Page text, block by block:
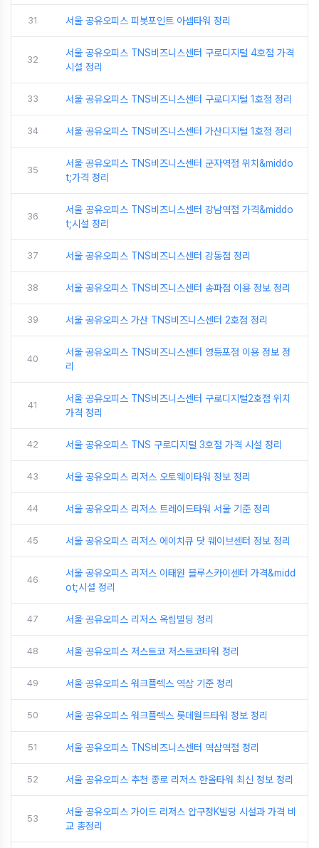
31 서울 공유오피스 피봇포인트 아셈타워 정리
32
서울 공유오피스 TNS비즈니스센터 구로디지털 4호점 가격
시설 정리
33 서울 공유오피스 TNS비즈니스센터 구로디지털 1호점 정리
34 서울 공유오피스 TNS비즈니스센터 가산디지털 1호점 정리
35
서울 공유오피스 TNS비즈니스센터 군자역점 위치&middo
t;가격 정리
36
서울 공유오피스 TNS비즈니스센터 강남역점 가격&middo
t;시설 정리
37 서울 공유오피스 TNS비즈니스센터 강동점 정리
38 서울 공유오피스 TNS비즈니스센터 송파점 이용 정보 정리
39 서울 공유오피스 가산 TNS비즈니스센터 2호점 정리
40
서울 공유오피스 TNS비즈니스센터 영등포점 이용 정보 정
리
41
서울 공유오피스 TNS비즈니스센터 구로디지털2호점 위치
가격 정리
42 서울 공유오피스 TNS 구로디지털 3호점 가격 시설 정리
43 서울 공유오피스 리저스 오토웨이타워 정보 정리
44 서울 공유오피스 리저스 트레이드타워 서울 기준 정리
45 서울 공유오피스 리저스 에이치큐 닷 웨이브센터 정보 정리
46
서울 공유오피스 리저스 이태원 블루스카이센터 가격&midd
ot;시설 정리
47 서울 공유오피스 리저스 옥림빌딩 정리
48 서울 공유오피스 저스트코 저스트코타워 정리
49 서울 공유오피스 워크플렉스 역삼 기준 정리
50 서울 공유오피스 워크플렉스 롯데월드타워 정보 정리
51 서울 공유오피스 TNS비즈니스센터 역삼역점 정리
52 서울 공유오피스 추천 종로 리저스 한올타워 최신 정보 정리
53
서울 공유오피스 가이드 리저스 압구정K빌딩 시설과 가격 비
교 총정리